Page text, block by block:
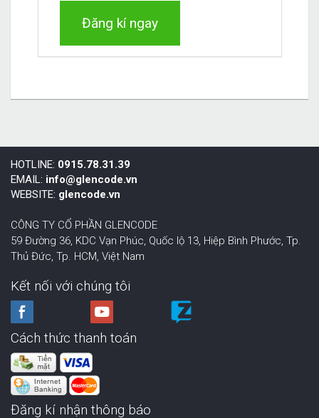
Đăng kí ngay
HOTLINE: 0915.78.31.39
EMAIL: info@glencode.vn
WEBSITE: glencode.vn
CÔNG TY CỔ PHẦN GLENCODE
59 Đường 36, KDC Vạn Phúc, Quốc lộ 13, Hiệp Bình Phước, Tp.
Thủ Đức, Tp. HCM, Việt Nam
Kết nối với chúng tôi
Cách thức thanh toán
Đăng kí nhận thông báo